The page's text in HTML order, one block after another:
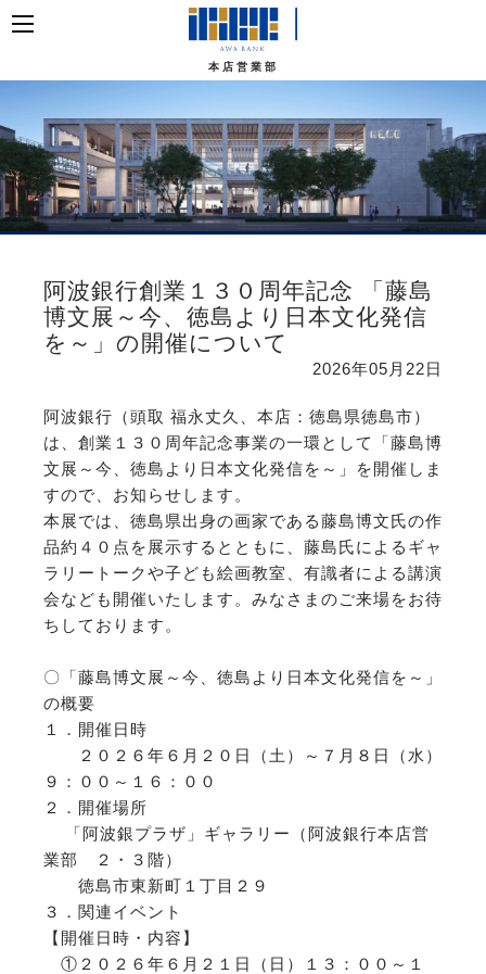
本店営業部
阿波銀行創業１３０周年記念 「藤島
博文展～今、徳島より日本文化発信
を～」の開催について
2026年05月22日
阿波銀行（頭取 福永丈久、本店：徳島県徳島市）
は、創業１３０周年記念事業の一環として「藤島博
文展～今、徳島より日本文化発信を～」を開催しま
すので、お知らせします。
本展では、徳島県出身の画家である藤島博文氏の作
品約４０点を展示するとともに、藤島氏によるギャ
ラリートークや子ども絵画教室、有識者による講演
会なども開催いたします。みなさまのご来場をお待
ちしております。
〇「藤島博文展～今、徳島より日本文化発信を～」
の概要
１．開催日時
２０２６年６月２０日（土）～７月８日（水）
９：００～１６：００
２．開催場所
「阿波銀プラザ」ギャラリー（阿波銀行本店営
業部 ２・３階）
徳島市東新町１丁目２９
３．関連イベント
【開催日時・内容】
①２０２６年６月２１日（日）１３：００～１